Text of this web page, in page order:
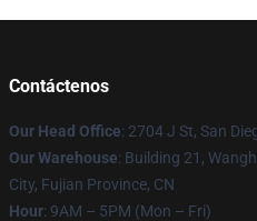
Contáctenos
Our Head Office: 2704 J St, San
Our Warehouse: Building 21,
City, Fujian Province, CN
Hour: 9AM – 5PM (Mon – Fri)